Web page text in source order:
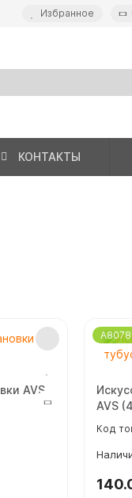
Избранное
КОНТАКТЫ
AVS
AVS